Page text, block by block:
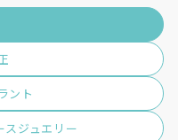
ント
スジュエリー